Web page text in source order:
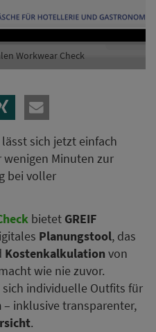
Workwear Check
sich jetzt einfach
Minuten zur
bei voller
bietet GREIF
Planungstool, das
Kostenkalkulation von
wie nie zuvor.
sich individuelle Outfits für
– inklusive transparenter,
.